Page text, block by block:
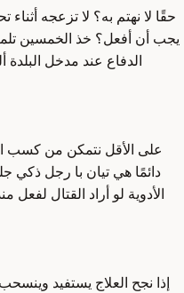
حقًا لا نهتم به؟ لا تزعجه
يجب أن أفعل؟ خذ الخمسين
الدفاع عند مدخل البلدة
على الأقل نتمكن من كسب
الأدوية لو أراد القتال لفعل
إذا نجح العلاج يستفيد